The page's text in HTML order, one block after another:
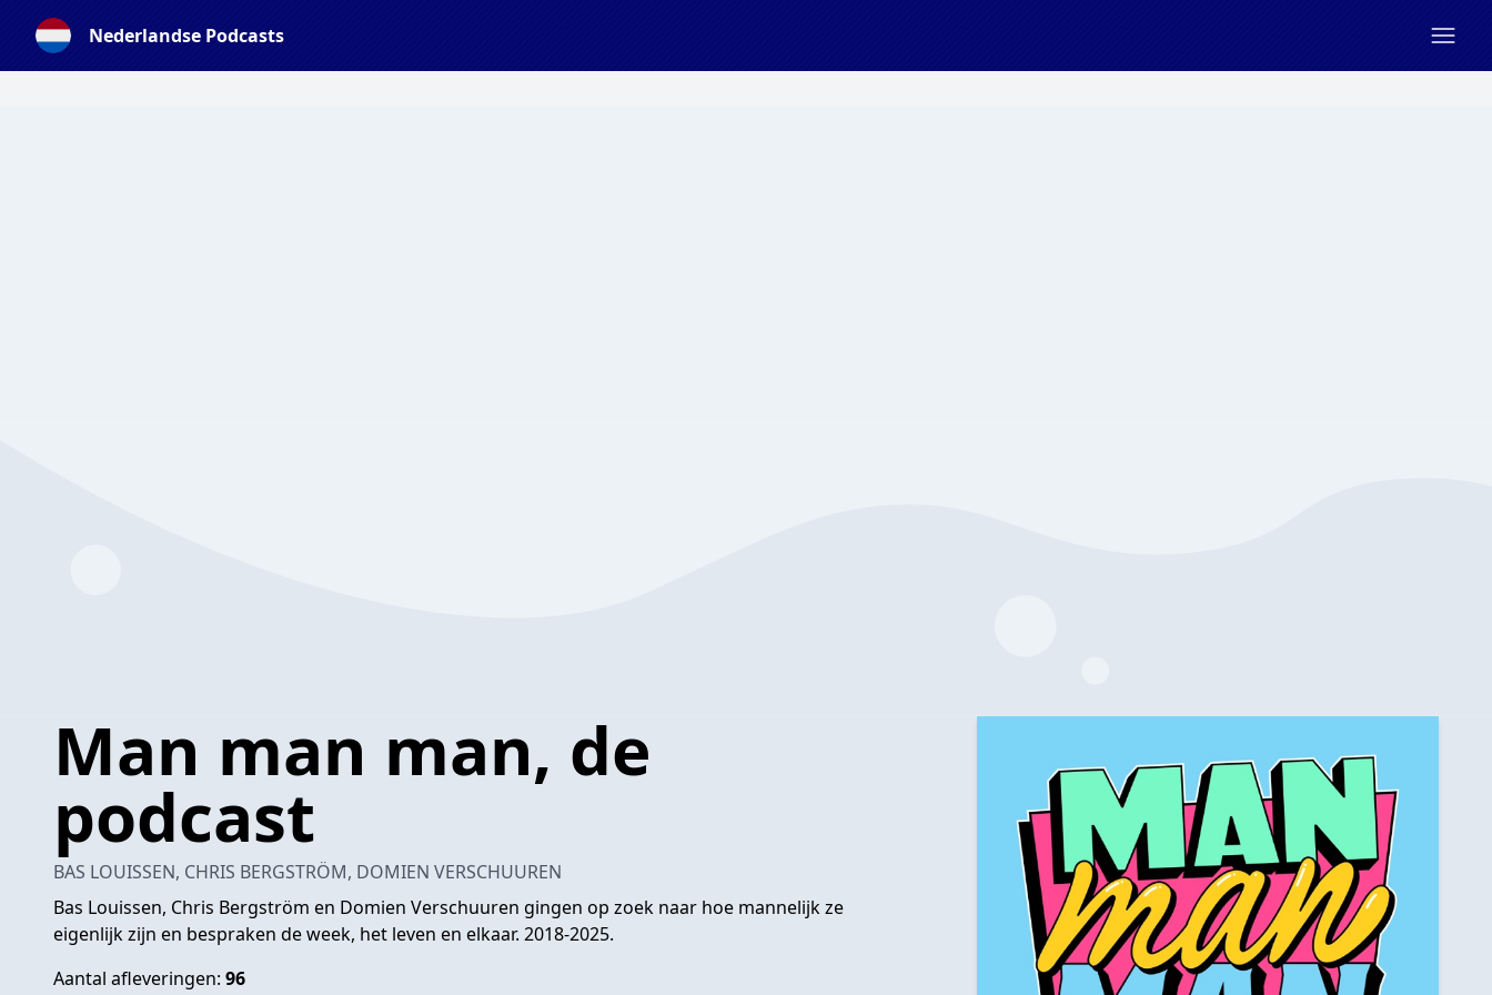
Nederlandse Podcasts
Man man man, de
podcast
BAS LOUISSEN, CHRIS BERGSTRÖM, DOMIEN VERSCHUUREN
Bas Louissen, Chris Bergström en Domien Verschuuren gingen op zoek naar hoe mannelijk ze
eigenlijk zijn en bespraken de week, het leven en elkaar. 2018-2025.
Aantal afleveringen: 96